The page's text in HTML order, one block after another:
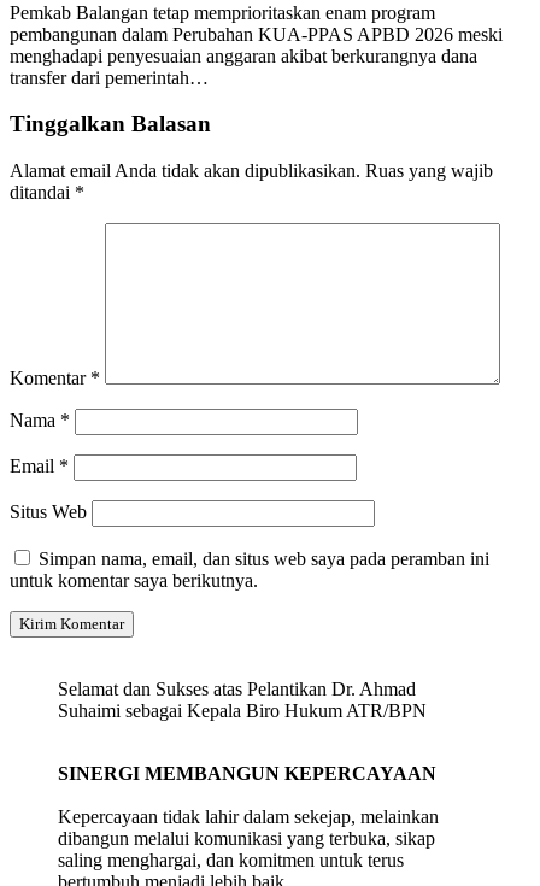
Pemkab Balangan tetap memprioritaskan enam program
pembangunan dalam Perubahan KUA-PPAS APBD 2026 meski
menghadapi penyesuaian anggaran akibat berkurangnya dana
transfer dari pemerintah…
Tinggalkan Balasan
Alamat email Anda tidak akan dipublikasikan. Ruas yang wajib
ditandai *
Komentar *
Nama *
Email *
Situs Web
Simpan nama, email, dan situs web saya pada peramban ini
untuk komentar saya berikutnya.
Selamat dan Sukses atas Pelantikan Dr. Ahmad
Suhaimi sebagai Kepala Biro Hukum ATR/BPN
SINERGI MEMBANGUN KEPERCAYAAN
Kepercayaan tidak lahir dalam sekejap, melainkan
dibangun melalui komunikasi yang terbuka, sikap
saling menghargai, dan komitmen untuk terus
bertumbuh menjadi lebih baik.